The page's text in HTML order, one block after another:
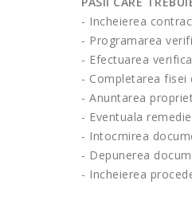
- Incheierea
- Programarea
- Efectuarea
- Completarea
- Anuntarea
- Eventuala
- Intocmirea
- Depunerea
- Incheierea